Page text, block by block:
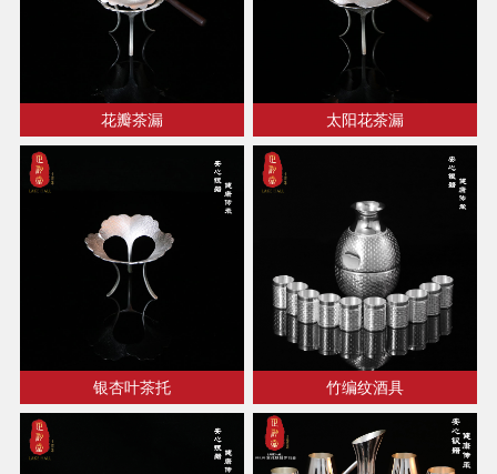
花瓣茶漏 太阳花茶漏
银杏叶茶托 竹编纹酒具